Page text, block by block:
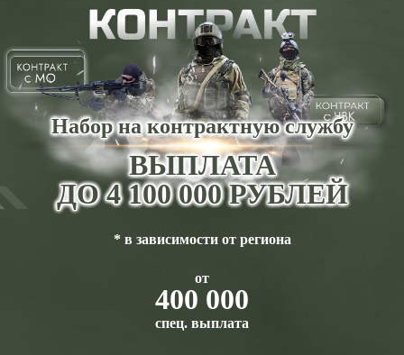
Набор на контрактную службу
ВЫПЛАТА
ДО 4 100 000 РУБЛЕЙ
* в зависимости от региона
от
400 000
спец. выплата